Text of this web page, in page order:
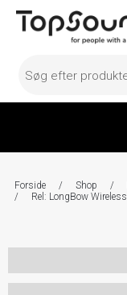
Forside / Shop /
/
Rel: LongBow Wireless